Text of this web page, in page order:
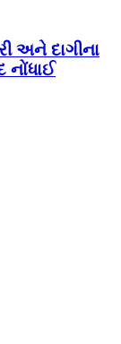
અને દાગીના
નોંધાઈ